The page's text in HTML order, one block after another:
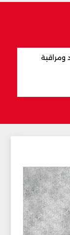
ومراقبة